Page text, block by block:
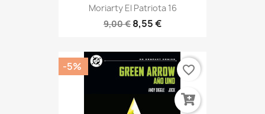
Moriarty El Patriota 16
9,00 € 8,55 €
-5% favorite_border